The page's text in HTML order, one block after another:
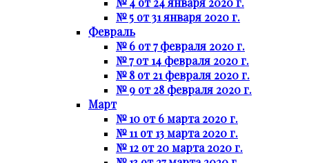
№ 5 от 31 января 2020 г.
Февраль
№ 6 от 7 февраля 2020 г.
№ 7 от 14 февраля 2020 г.
№ 8 от 21 февраля 2020 г.
№ 9 от 28 февраля 2020 г.
Март
№ 10 от 6 марта 2020 г.
№ 11 от 13 марта 2020 г.
№ 12 от 20 марта 2020 г.